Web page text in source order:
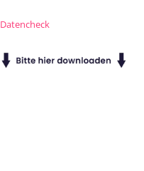
Datencheck